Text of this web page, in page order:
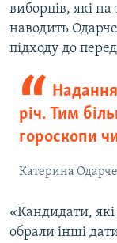
виборців, які
наводить
підходу до
річ. Тим
гороскопи
Катерина
«Кандидати,
обрали інші